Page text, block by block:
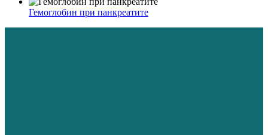
Гемоглобин при панкреатите